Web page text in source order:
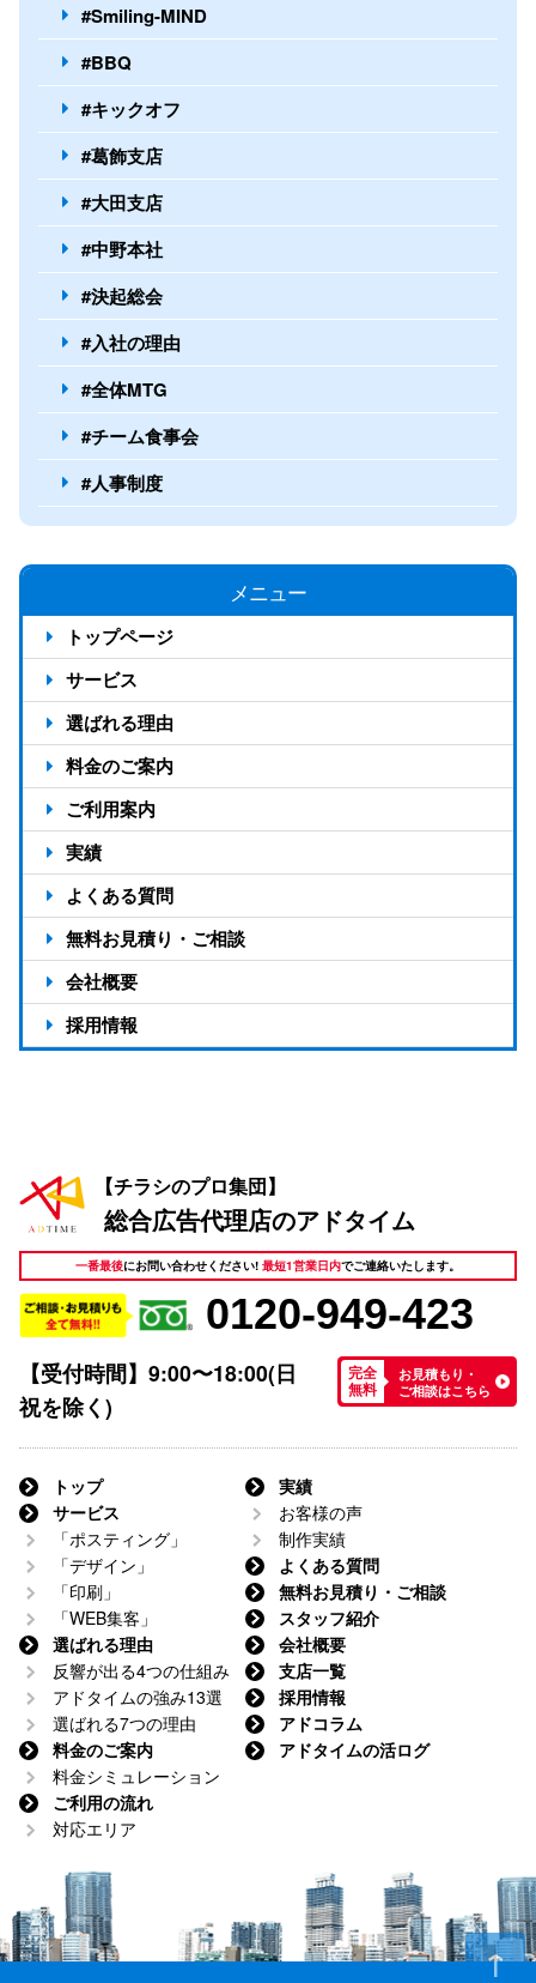
#Smiling-MIND
#BBQ
#キックオフ
#葛飾支店
#大田支店
#中野本社
#決起総会
#入社の理由
#全体MTG
#チーム食事会
#人事制度
メニュー
トップページ
サービス
選ばれる理由
反響が出る4つの仕組み
アドタイムの強み13選
選ばれる7つの理由
料金のご案内
料金のご案内
料金シミュレーション
ご利用案内
ご利用の流れ
対応エリア
実績
お客様の声
制作実績
よくある質問
無料お見積り・ご相談
会社概要
会社概要
採用情報
【チラシのプロ集団】
総合広告代理店のアドタイム
一番最後にお問い合わせください! 最短1営業日内でご連絡いたします。
0120-949-423
【受付時間】9:00〜18:00(日
祝を除く)
完全
無料
お見積もり・
ご相談はこちら
トップ
サービス
「ポスティング」
「デザイン」
「印刷」
「WEB集客」
選ばれる理由
反響が出る4つの仕組み
アドタイムの強み13選
選ばれる7つの理由
料金のご案内
料金シミュレーション
ご利用の流れ
対応エリア
実績
お客様の声
制作実績
よくある質問
無料お見積り・ご相談
スタッフ紹介
会社概要
支店一覧
採用情報
アドコラム
アドタイムの活ログ